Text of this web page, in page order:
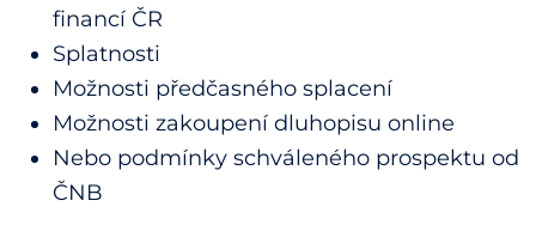
financí ČR
Splatnosti
Možnosti předčasného splacení
Možnosti zakoupení dluhopisu online
Nebo podmínky schváleného prospektu od
ČNB